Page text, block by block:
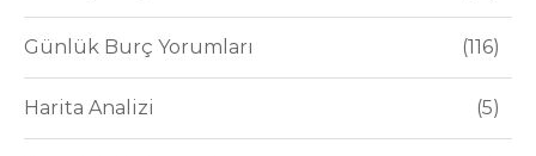
Günlük Burç Yorumları 116
Harita Analizi 5